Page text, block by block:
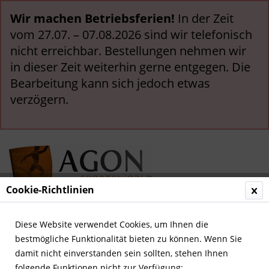
Wir machen Betriebsferien! In der Zeit
vom 27.07. – 07.08.2026 sind wir telefonisch
nicht erreichbar. Bestellungen nehmen wir
in dieser Zeit weiterhin gerne entgegen. Die
Bearbeitung kann sich jedoch etwas
verzögern.
Menü
Übersicht Autographen ab 1952
Cookie-Richtlinien
Diese Website verwendet Cookies, um Ihnen die
bestmögliche Funktionalität bieten zu können. Wenn Sie
damit nicht einverstanden sein sollten, stehen Ihnen